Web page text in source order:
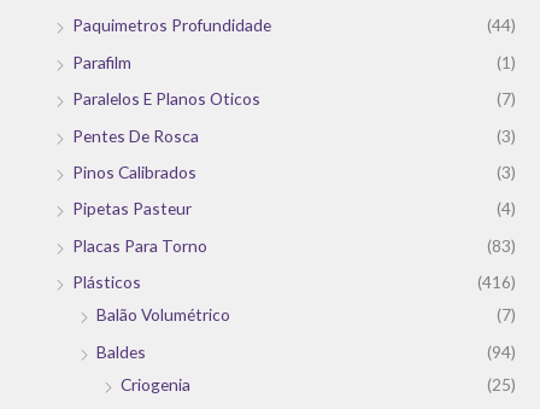
Paquimetros Profundidade
(44)
Parafilm
(1)
Paralelos E Planos Oticos
(7)
Pentes De Rosca
(3)
Pinos Calibrados
(3)
Pipetas Pasteur
(4)
Placas Para Torno
(83)
Plásticos
(416)
Balão Volumétrico
(7)
Baldes
(94)
Criogenia
(25)